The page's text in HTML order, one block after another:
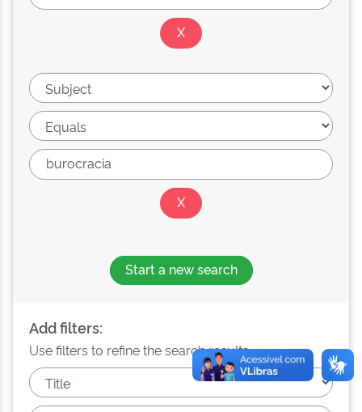
Start a new search
Add filters:
Use filters to refine the search results.